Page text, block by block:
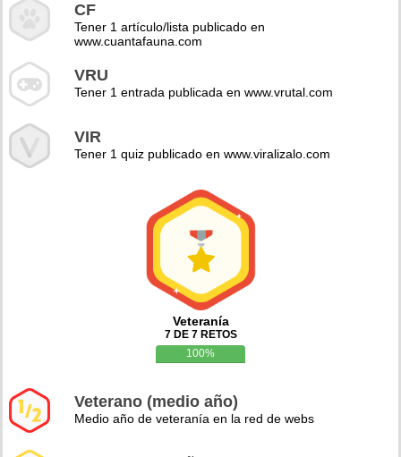
CF
Tener 1 artículo/lista publicado en
www.cuantafauna.com
VRU
Tener 1 entrada publicada en www.vrutal.com
VIR
Tener 1 quiz publicado en www.viralizalo.com
Veteranía
7 DE 7 RETOS
100%
Veterano (medio año)
Medio año de veteranía en la red de webs